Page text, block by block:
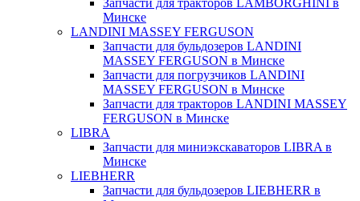
Запчасти для тракторов LAMBORGHINI в
Минске
LANDINI MASSEY FERGUSON
Запчасти для бульдозеров LANDINI
MASSEY FERGUSON в Минске
Запчасти для погрузчиков LANDINI
MASSEY FERGUSON в Минске
Запчасти для тракторов LANDINI MASSEY
FERGUSON в Минске
LIBRA
Запчасти для миниэкскаваторов LIBRA в
Минске
LIEBHERR
Запчасти для бульдозеров LIEBHERR в